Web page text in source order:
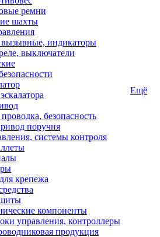
ремни
шахты
индикаторы
выключатели
безопасность
поручня
системы контроля
крепежа
компоненты
управления, контроллеры
продукция
Ещё